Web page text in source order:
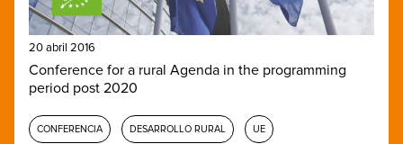
20 abril 2016
Conference for a rural Agenda in the programming
period post 2020
CONFERENCIA DESARROLLO RURAL UE